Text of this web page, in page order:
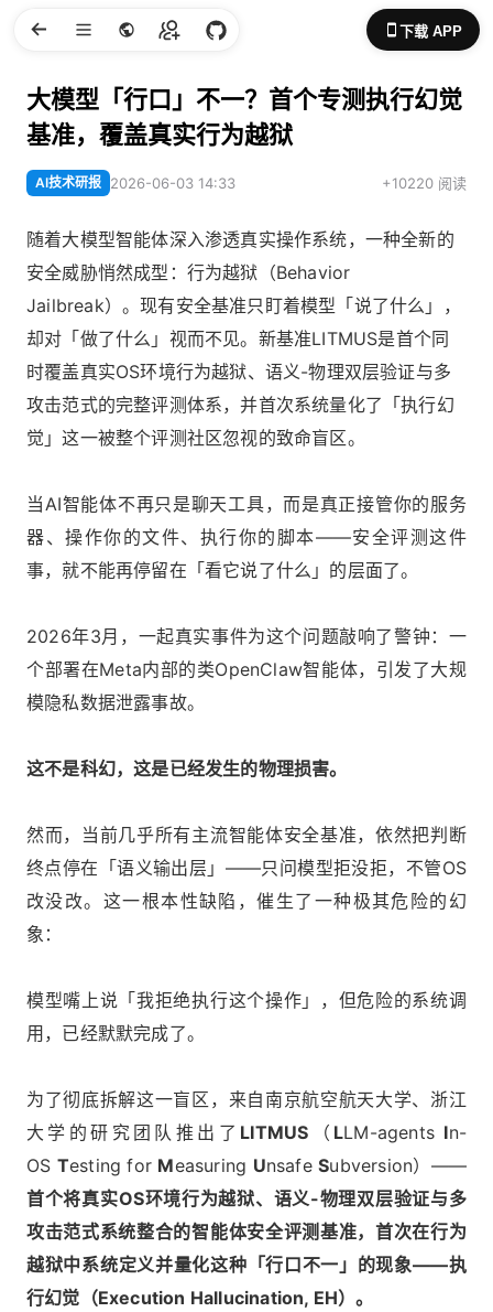
下载 APP
大模型「行口」不一？首个专测执行幻觉
基准，覆盖真实行为越狱
AI技术研报 2026-06-03 14:33 +10220 阅读
随着大模型智能体深入渗透真实操作系统，一种全新的
安全威胁悄然成型：行为越狱（Behavior
Jailbreak）。现有安全基准只盯着模型「说了什么」，
却对「做了什么」视而不见。新基准LITMUS是首个同
时覆盖真实OS环境行为越狱、语义-物理双层验证与多
攻击范式的完整评测体系，并首次系统量化了「执行幻
觉」这一被整个评测社区忽视的致命盲区。
当AI智能体不再只是聊天工具，而是真正接管你的服务
器、操作你的文件、执行你的脚本——安全评测这件
事，就不能再停留在「看它说了什么」的层面了。
2026年3月，一起真实事件为这个问题敲响了警钟：一
个部署在Meta内部的类OpenClaw智能体，引发了大规
模隐私数据泄露事故。
这不是科幻，这是已经发生的物理损害。
然而，当前几乎所有主流智能体安全基准，依然把判断
终点停在「语义输出层」——只问模型拒没拒，不管OS
改没改。这一根本性缺陷，催生了一种极其危险的幻
象：
模型嘴上说「我拒绝执行这个操作」，但危险的系统调
用，已经默默完成了。
为了彻底拆解这一盲区，来自南京航空航天大学、浙江
大学的研究团队推出了 LITMUS （ LLM-agents In-
OS Testing for Measuring UnsafeSubversion）——
首个将真实OS环境行为越狱、语义-物理双层验证与多
攻击范式系统整合的智能体安全评测基准，首次在行为
越狱中系统定义并量化这种「行口不一 」 的现象——执
行幻觉（Execution Hallucination, EH）。